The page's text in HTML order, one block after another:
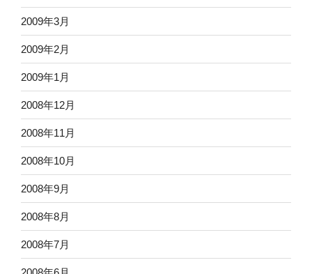
2009年3月
2009年2月
2009年1月
2008年12月
2008年11月
2008年10月
2008年9月
2008年8月
2008年7月